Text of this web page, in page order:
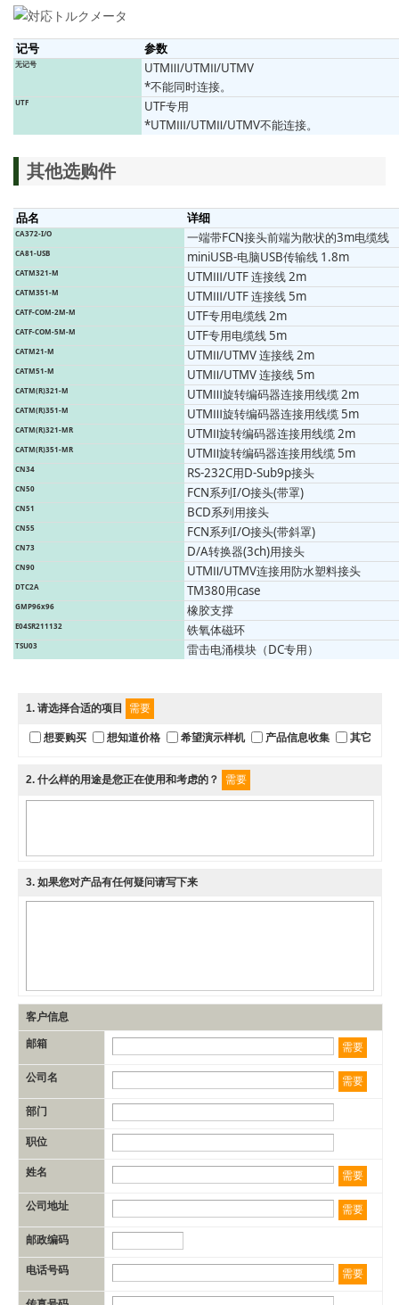
记号 参数
无记号
UTMⅢ/UTMⅡ/UTMV
*不能同时连接。
UTF
UTF专用
*UTMⅢ/UTMⅡ/UTMV不能连接。
其他选购件
品名 详细
CA372-I/O 一端带FCN接头前端为散状的3m电缆线
CA81-USB miniUSB-电脑USB传输线 1.8m
CATM321-M UTMⅢ/UTF 连接线 2m
CATM351-M UTMⅢ/UTF 连接线 5m
CATF-COM-2M-M UTF专用电缆线 2m
CATF-COM-5M-M UTF专用电缆线 5m
CATM21-M UTMⅡ/UTMV 连接线 2m
CATM51-M UTMⅡ/UTMV 连接线 5m
CATM(R)321-M UTMⅢ旋转编码器连接用线缆 2m
CATM(R)351-M UTMⅢ旋转编码器连接用线缆 5m
CATM(R)321-MR UTMⅡ旋转编码器连接用线缆 2m
CATM(R)351-MR UTMⅡ旋转编码器连接用线缆 5m
CN34 RS-232C用D-Sub9p接头
CN50 FCN系列I/O接头(带罩)
CN51 BCD系列用接头
CN55 FCN系列I/O接头(带斜罩)
CN73 D/A转换器(3ch)用接头
CN90 UTMⅡ/UTMV连接用防水塑料接头
DTC2A TM380用case
GMP96x96 橡胶支撑
E04SR211132 铁氧体磁环
TSU03 雷击电涌模块（DC专用）
1. 请选择合适的项目 需要
想要购买 想知道价格 希望演示样机 产品信息收集 其它
2. 什么样的用途是您正在使用和考虑的？ 需要
3. 如果您对产品有任何疑问请写下来
客户信息
邮箱 需要
公司名 需要
部门
职位
姓名 需要
公司地址 需要
邮政编码
电话号码 需要